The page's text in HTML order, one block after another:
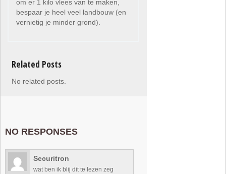
om er 1 kilo vlees van te maken,
bespaar je heel veel landbouw (en
vernietig je minder grond).
Related Posts
No related posts.
NO RESPONSES
Securitron
wat ben ik blij dit te lezen zeg